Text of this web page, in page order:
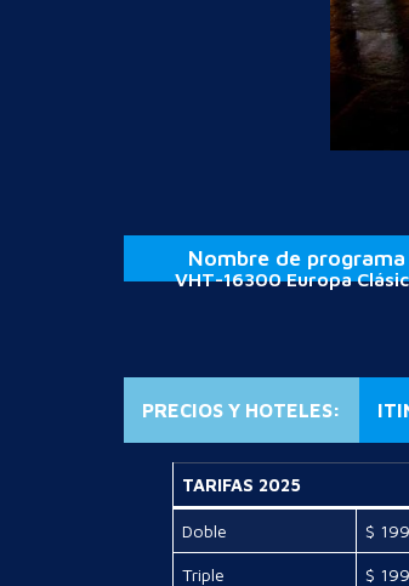
Nombre de programa
VHT-16300 Europa
PRECIOS Y HOTELES:
TARIFAS 2025
Doble $
Triple $